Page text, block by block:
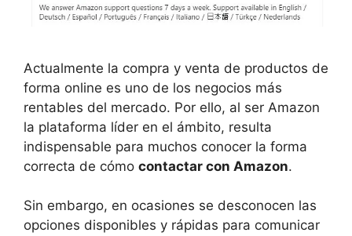
Actualmente la compra y venta de productos de
forma online es uno de los negocios más
rentables del mercado. Por ello, al ser Amazon
la plataforma líder en el ámbito, resulta
indispensable para muchos conocer la forma
correcta de cómo contactar con Amazon.
Sin embargo, en ocasiones se desconocen las
opciones disponibles y rápidas para comunicar